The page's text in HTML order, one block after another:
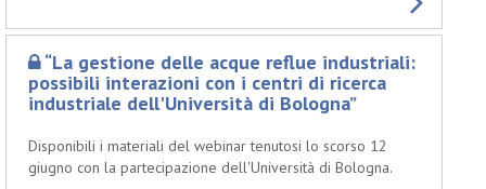
“La gestione delle acque reflue industriali:
possibili interazioni con i centri di ricerca
industriale dell'Università di Bologna”
Disponibili i materiali del webinar tenutosi lo scorso 12
giugno con la partecipazione dell'Università di Bologna.